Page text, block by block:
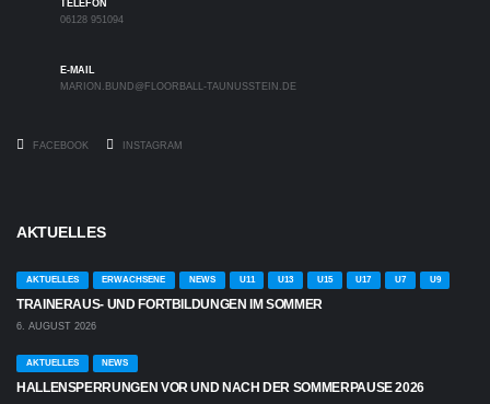
TELEFON
06128 951094
E-MAIL
MARION.BUND@FLOORBALL-TAUNUSSTEIN.DE
FACEBOOK INSTAGRAM
AKTUELLES
AKTUELLES ERWACHSENE NEWS U11 U13 U15 U17 U7 U9
TRAINERAUS- UND FORTBILDUNGEN IM SOMMER
6. AUGUST 2026
AKTUELLES NEWS
HALLENSPERRUNGEN VOR UND NACH DER SOMMERPAUSE 2026